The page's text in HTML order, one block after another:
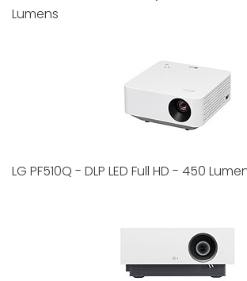
Lumens
LG PF510Q - DLP LED Full HD - 450